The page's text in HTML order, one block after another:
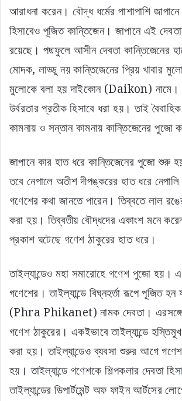
আরাধনা করেন। বৌদ্ধ ধর্মের পাশাপাশি জাপানে
হিসাবেও পূজিত কান্তিজেন। জাপানে এই
রয়েছে। পদ্মফুলে আসীন দেবতা কান্তিজেনের
মোদক, লাড্ডু নয় কান্তিজেনের প্রিয় খাবার
মুলোকে বলা হয় দাইকোন (Daikon) নামে।
উর্বরতার প্রতীক হিসাবে ধরা হয়। তাই
কামনায় ও সন্তান কামনায় কান্তিজেনের পুজো
জাপানে কার হাত ধরে কান্তিজেনের পুজো শুরু
তবে নেপালে অতীশ দীপঙ্করের হাত ধরে
গণেশের কথা জানতে পারেন। তিব্বতে লাল
করা হয়। তিব্বতীয় বৌদ্ধদের একাংশ মনে করেন
প্রকাশ ঘটেছে গণেশ ঠাকুরের হাত ধরে।
তাইল্যান্ডেও মহা সমারোহে গণেশ পুজো হয়।
গণেশের। তাইল্যান্ডে বিঘ্নহর্তা রূপে পূজিত হন
(Phra Phikanet) নামক দেবতা। এরসঙ্গে
গণেশ ঠাকুরের। একইভাবে তাইল্যান্ডে
করা হয়। তাইল্যান্ডেও ব্যবসা শুরুর আগে
হয়। তাইল্যান্ডে গণেশকে শিল্পকলার দেবতা
তাইল্যান্ডের ডিপার্টমেন্ট অফ ফাইন আর্টসের